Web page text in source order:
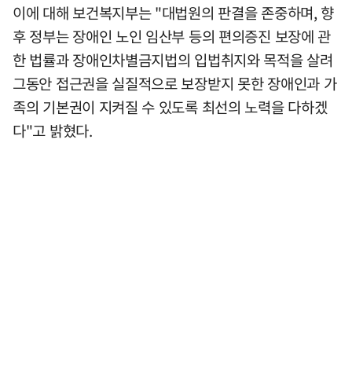
이에 대해 보건복지부는 "대법원의 판결을 존중하며, 향
후 정부는 장애인 노인 임산부 등의 편의증진 보장에 관
한 법률과 장애인차별금지법의 입법취지와 목적을 살려
그동안 접근권을 실질적으로 보장받지 못한 장애인과 가
족의 기본권이 지켜질 수 있도록 최선의 노력을 다하겠
다"고 밝혔다.